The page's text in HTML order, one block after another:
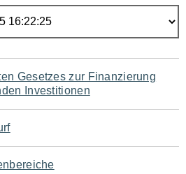
Gesetzes zur Finanzierung
Investitionen